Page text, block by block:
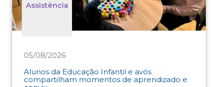
Assistência
05/08/2026
Alunos da Educação Infantil e avós
compartilham momentos de aprendizado e